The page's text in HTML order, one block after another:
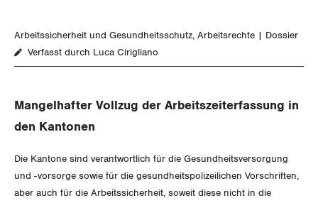
Arbeitssicherheit und Gesundheitsschutz
WIRTSCHAFT
Arbeitssicherheit und Gesundheitsschutz Arbeitsrechte
Dossier
Verfasst durch Luca Cirigliano
Mangelhafter Vollzug der Arbeitszeiterfassung in
den Kantonen
Die Kantone sind verantwortlich für die Gesundheitsversorgung
und -vorsorge sowie für die gesundheitspolizeilichen Vorschriften,
aber auch für die Arbeitssicherheit, soweit diese nicht in die